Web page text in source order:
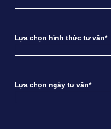
Lựa chọn hình thức tư vấn*
Lựa chọn ngày tư vấn*